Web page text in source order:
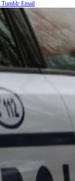
Tumblr Email